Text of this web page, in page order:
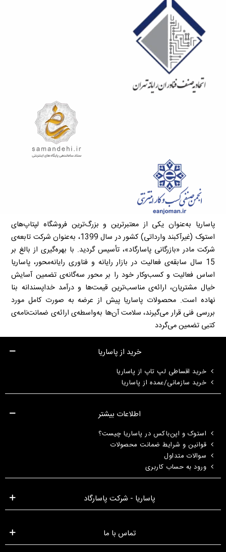
پاساریا به‌عنوان یکی از معتبرترین و بزرگ‌ترین فروشگاه لپتاپ‌های
استوک (غیرآکبند وارداتی) کشور در سال 1399، به‌عنوان شرکت تابعه‌ی
شرکت مادر «بازرگانی پاسارگاد»، تأسیس گردید. با بهره‌گیری از بالغ بر
15 سال سابقه‌ی فعالیت در بازار رایانه و فناوری رایانه‌محور، پاساریا
اساس فعالیت و کسب‌وکار خود را بر محور سه‌گانه‌ی تضمین آسایش
خیال مشتریان، ارائه‌ی مناسب‌ترین قیمت‌ها و درآمد خداپسندانه بنا
نهاده است. محصولات پاساریا پیش از عرضه به صورت کامل مورد
بررسی فنی قرار می‌گیرند، سلامت آن‌ها به‌واسطه‌ی ارائه‌ی ضمانت‌نامه‌ی
کتبی تضمین می‌گردد
خرید از پاساریا
خرید اقساطی لپ تاپ از پاساریا
خرید سازمانی/عمده از پاساریا
اطلاعات بیشتر
استوک و اپن‌باکس در پاساریا چیست؟
قوانین و شرایط ضمانت محصولات
سوالات متداول
ورود به حساب کاربری
پاساریا - شرکت پاسارگاد
تماس با ما